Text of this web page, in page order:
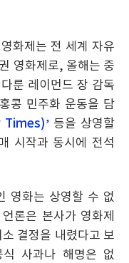
화제는 전 세계 자유
영화제로, 올해는 중
룬 레이먼드 장 감독
콩 민주화 운동을 담
Times)’ 등을 상영할
시작과 동시에 전석
영화는 상영할 수 없
론은 본사가 영화제
결정을 내렸다고 보
식 사과나 해명은 없